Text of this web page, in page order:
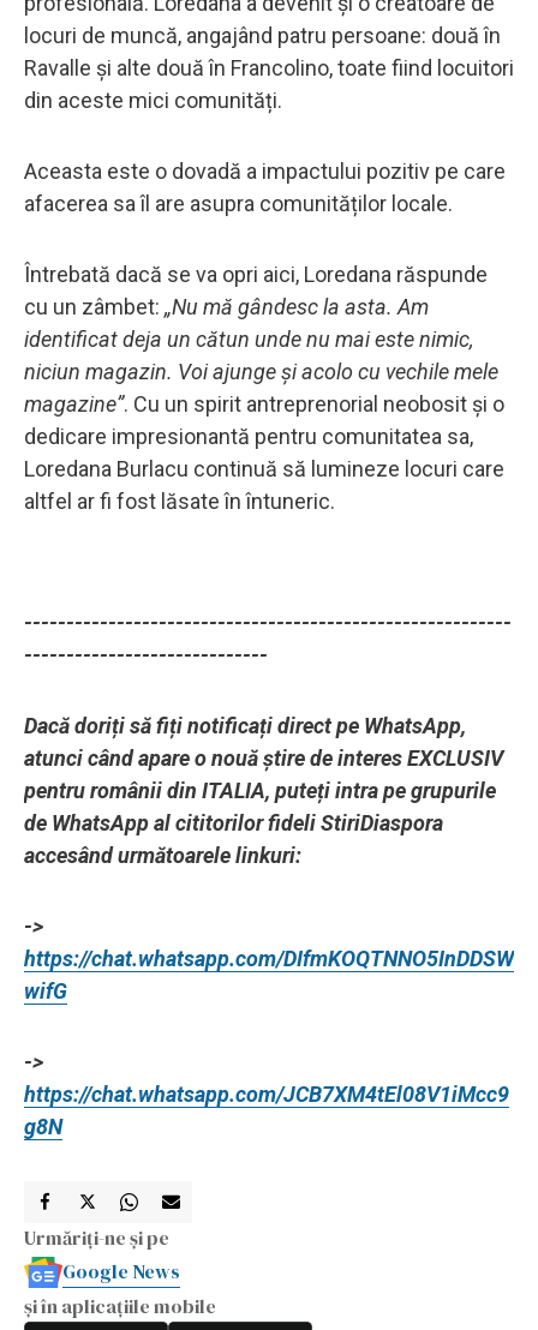
locuri de muncă, angajând patru persoane: două în
Ravalle și alte două în Francolino, toate fiind locuitori
din aceste mici comunități.
Aceasta este o dovadă a impactului pozitiv pe care
afacerea sa îl are asupra comunităților locale.
Întrebată dacă se va opri aici, Loredana răspunde
cu un zâmbet: „Nu mă gândesc la asta. Am
identificat deja un cătun unde nu mai este nimic,
niciun magazin. Voi ajunge și acolo cu vechile mele
magazine”. Cu un spirit antreprenorial neobosit și o
dedicare impresionantă pentru comunitatea sa,
Loredana Burlacu continuă să lumineze locuri care
altfel ar fi fost lăsate în întuneric.
----------------------------------------------------------
-----------------------------
Dacă doriți să fiți notificați direct pe WhatsApp,
atunci când apare o nouă știre de interes EXCLUSIV
pentru românii din ITALIA, puteți intra pe grupurile
de WhatsApp al cititorilor fideli StiriDiaspora
accesând următoarele linkuri:
->
https://chat.whatsapp.com/DIfmKOQTNNO5InDDSW
wifG
->
https://chat.whatsapp.com/JCB7XM4tEl08V1iMcc9
g8N
Urmăriți-ne și pe
Google News
și în aplicațiile mobile